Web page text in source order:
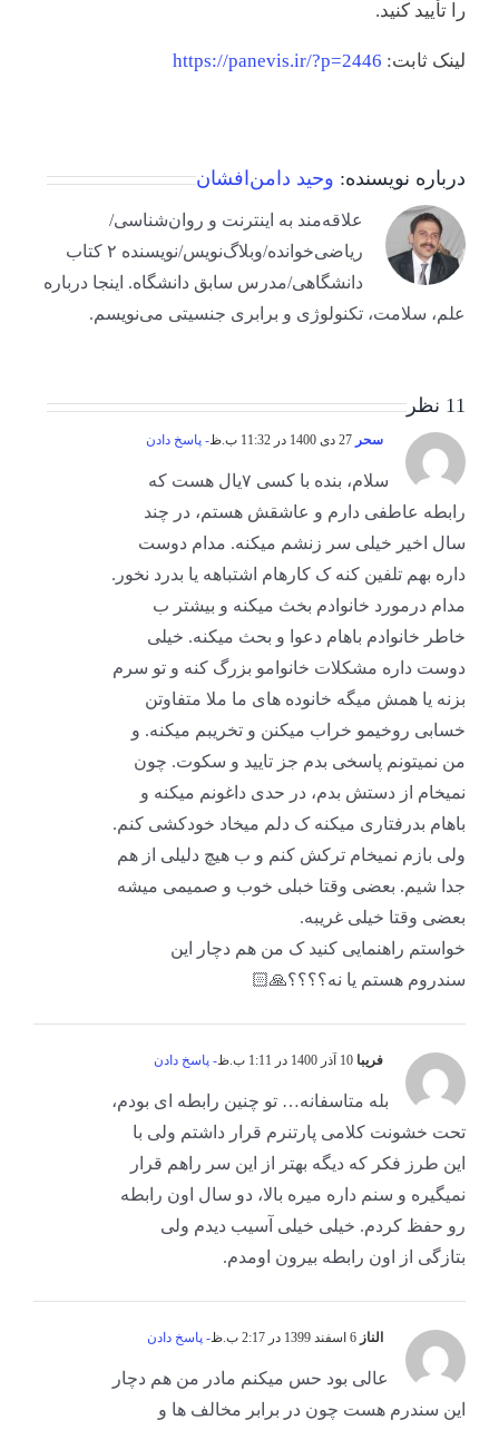
را تأیید کنید.
لینک ثابت: https://panevis.ir/?p=2446
درباره نویسنده: وحید دامن‌افشان
علاقه‌مند به اینترنت و روان‌شناسی/
ریاضی‌خوانده/وبلاگ‌نویس/نویسنده ۲ کتاب
دانشگاهی/مدرس سابق دانشگاه. اینجا درباره
علم، سلامت، تکنولوژی و برابری جنسیتی می‌نویسم.
11 نظر
سحر - پاسخ دادن
سلام، بنده با کسی ۷یال هست که
رابطه عاطفی دارم و عاشقش هستم، در چند
سال اخیر خیلی سر زنشم میکنه. مدام دوست
داره بهم تلفین کنه ک کارهام اشتباهه یا بدرد نخور.
مدام درمورد خانوادم بخث میکنه و بیشتر ب
خاطر خانوادم باهام دعوا و بحث میکنه. خیلی
دوست داره مشکلات خانوامو بزرگ کنه و تو سرم
بزنه یا همش میگه خانوده های ما ملا متفاوتن
خسابی روخیمو خراب میکنن و تخریبم میکنه. و
من نمیتونم پاسخی بدم جز تایید و سکوت. چون
نمیخام از دستش بدم، در حدی داغونم میکنه و
باهام بدرفتاری میکنه ک دلم میخاد خودکشی کنم.
ولی بازم نمیخام ترکش کنم و ب هیچ دلیلی از هم
جدا شیم. بعضی وقتا خبلی خوب و صمیمی میشه
بعضی وقتا خیلی غریبه.
خواستم راهنمایی کنید ک من هم دچار این
سندروم هستم یا نه؟؟؟؟🙏🏻
فریبا - پاسخ دادن
بله متاسفانه… تو چنین رابطه ای بودم،
تحت خشونت کلامی پارتنرم قرار داشتم ولی با
این طرز فکر که دیگه بهتر از این سر راهم قرار
نمیگیره و سنم داره میره بالا، دو سال اون رابطه
رو حفظ کردم. خیلی خیلی آسیب دیدم ولی
بتازگی از اون رابطه بیرون اومدم.
الناز - پاسخ دادن
عالی بود حس میکنم مادر من هم دچار
این سندرم هست چون در برابر مخالف ها و